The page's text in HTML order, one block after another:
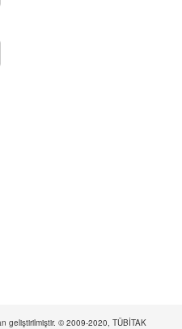
geliştirilmiştir. © 2009-2020, TÜBİTAK